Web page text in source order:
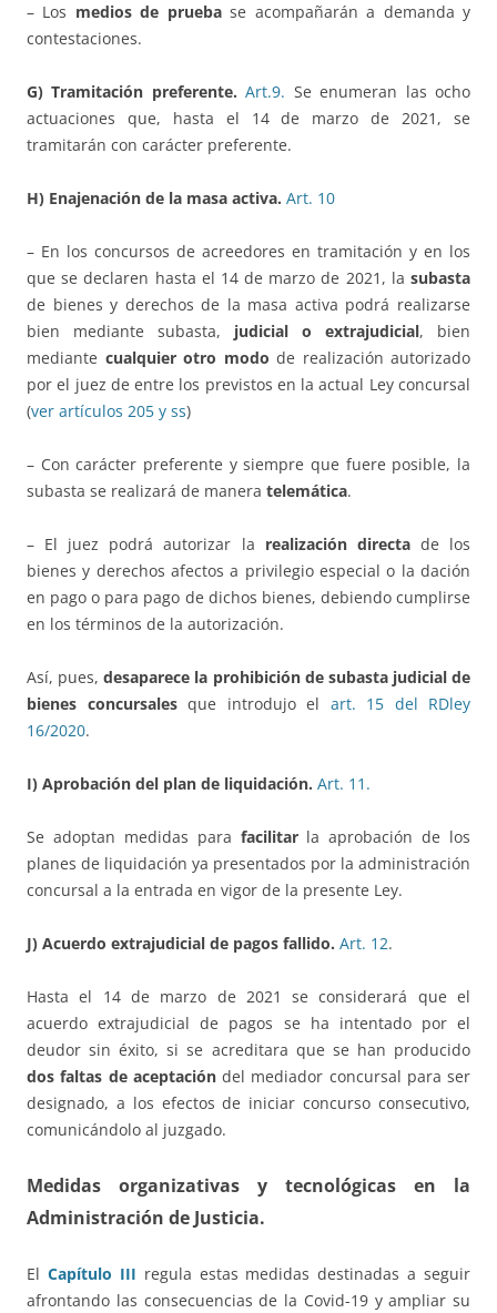
– Los medios de pruebase acompañarán a demanda y
contestaciones.
G) Tramitación preferente.Art.9. Se enumeran las ocho
actuaciones que, hasta el 14 de marzo de 2021, se
tramitarán con carácter preferente.
H) Enajenación de la masa activa. Art. 10
– En los concursos de acreedores en tramitación y en los
que se declaren hasta el 14 de marzo de 2021, la subasta
de bienes y derechos de la masa activa podrá realizarse
bien mediante subasta, judicial o extrajudicial, bien
mediante cualquier otro modo de realización autorizado
por el juez de entre los previstos en la actual Ley concursal
(ver artículos 205 y ss)
– Con carácter preferente y siempre que fuere posible, la
subasta se realizará de manera telemática.
– El juez podrá autorizar la realización directade los
bienes y derechos afectos a privilegio especial o la dación
en pago o para pago de dichos bienes, debiendo cumplirse
en los términos de la autorización.
Así, pues,desaparece la prohibición de subasta judicial de
bienes concursalesque introdujo el art. 15 del RDley
16/2020.
I) Aprobación del plan de liquidación. Art. 11.
Se adoptan medidas para facilitarla aprobación de los
planes de liquidación ya presentados por la administración
concursal a la entrada en vigor de la presente Ley.
J) Acuerdo extrajudicial de pagos fallido. Art. 12.
Hasta el 14 de marzo de 2021 se considerará que el
acuerdo extrajudicial de pagos se ha intentado por el
deudor sin éxito, si se acreditara que se han producido
dos faltas de aceptacióndel mediador concursal para ser
designado, a los efectos de iniciar concurso consecutivo,
comunicándolo al juzgado.
Medidas organizativas y tecnológicas en la
Administración de Justicia.
El Capítulo III regula estas medidas destinadas a seguir
afrontando las consecuencias de la Covid-19 y ampliar su